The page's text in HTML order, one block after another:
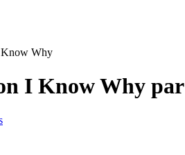
Know Why
I Know Why par